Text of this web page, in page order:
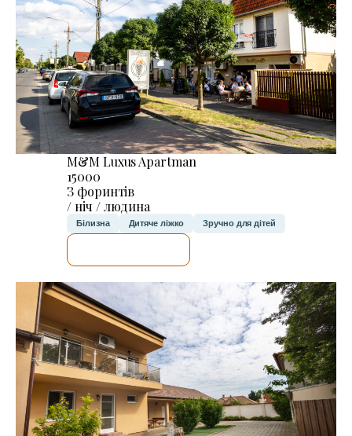
M&M Luxus Apartman
15000
З форинтів
/ ніч / людина
Білизна Дитяче ліжко Зручно для дітей